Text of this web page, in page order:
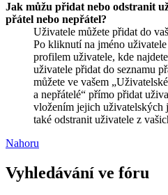
Jak můžu přidat nebo odstranit
přátel nebo nepřátel?
Uživatele můžete přidat do
Po kliknutí na jméno uživatele
profilem uživatele, kde
uživatele přidat do seznamu
můžete ve vašem
a nepřátelé“ přímo přidat
vložením jejich uživatelských
také odstranit uživatele z
Nahoru
Vyhledávání ve fóru